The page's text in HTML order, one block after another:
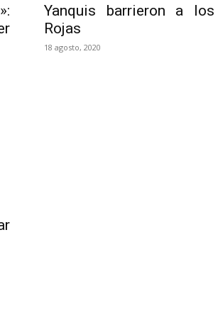
Yanquis barrieron a
Rojas
18 agosto, 2020